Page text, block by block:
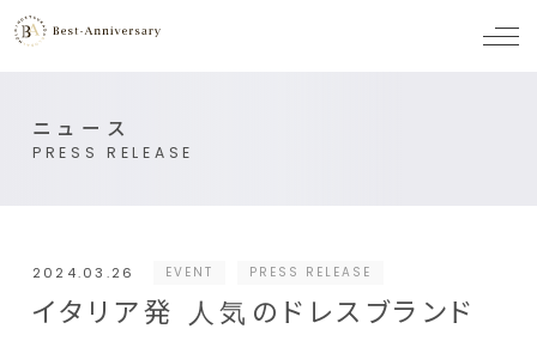
メ
ニュース
PRESS RELEASE
2024.03.26 EVENT PRESS RELEASE
イタリア発 人気のドレスブランド